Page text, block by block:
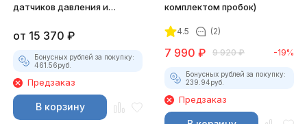
датчиков давления и
от 15 370 ₽
Бонусных рублей за покупку:
461.56руб.
Предзаказ
В корзину
комплектом пробок)
4.5 (2)
7 990 ₽ 9 920 ₽ -19%
Бонусных рублей за покупку:
239.94руб.
Предзаказ